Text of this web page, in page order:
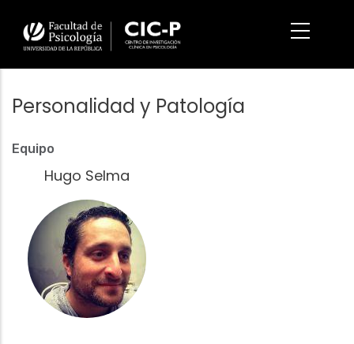
contenido
principal
Personalidad y Patología
Equipo
Hugo Selma
Fotografía